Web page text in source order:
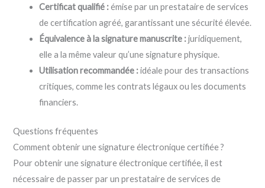
Certificat qualifié :émise par un prestataire de services
de certification agréé, garantissant une sécurité élevée.
Équivalence à la signature manuscrite :juridiquement,
elle a la même valeur qu’une signature physique.
Utilisation recommandée :idéale pour des transactions
critiques, comme les contrats légaux ou les documents
financiers.
Questions fréquentes
Comment obtenir une signature électronique certifiée ?
Pour obtenir une signature électronique certifiée, il est
nécessaire de passer par un prestataire de services de